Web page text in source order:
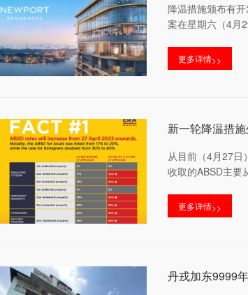
降温措施颁布有
案在星期六（4月
更多详情>>
新一轮降温措
从目前（4月27日
收取的ABSD主要
更多详情>>
丹戎加东9999